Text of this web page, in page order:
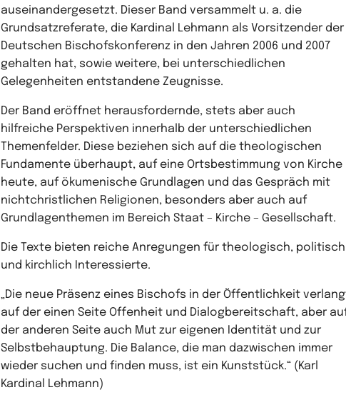
auseinandergesetzt. Dieser Band versammelt u. a. die
Grundsatzreferate, die Kardinal Lehmann als Vorsitzender der
Deutschen Bischofskonferenz in den Jahren 2006 und 2007
gehalten hat, sowie weitere, bei unterschiedlichen
Gelegenheiten entstandene Zeugnisse.
Der Band eröffnet herausfordernde, stets aber auch
hilfreiche Perspektiven innerhalb der unterschiedlichen
Themenfelder. Diese beziehen sich auf die theologischen
Fundamente überhaupt, auf eine Ortsbestimmung von Kirche
heute, auf ökumenische Grundlagen und das Gespräch mit
nichtchristlichen Religionen, besonders aber auch auf
Grundlagenthemen im Bereich Staat – Kirche – Gesellschaft.
Die Texte bieten reiche Anregungen für theologisch, politisch
und kirchlich Interessierte.
„Die neue Präsenz eines Bischofs in der Öffentlichkeit
auf der einen Seite Offenheit und Dialogbereitschaft, aber
der anderen Seite auch Mut zur eigenen Identität und zur
Selbstbehauptung. Die Balance, die man dazwischen immer
wieder suchen und finden muss, ist ein Kunststück.“ (Karl
Kardinal Lehmann)